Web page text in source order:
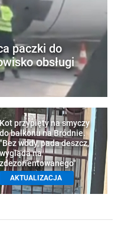
paczki do
obsługi
Kot przypięty na smyczy
do balkonu na Bródnie.
"Bez wody, pada deszcz,
wygląda na
zdezorientowanego"
AKTUALIZACJA